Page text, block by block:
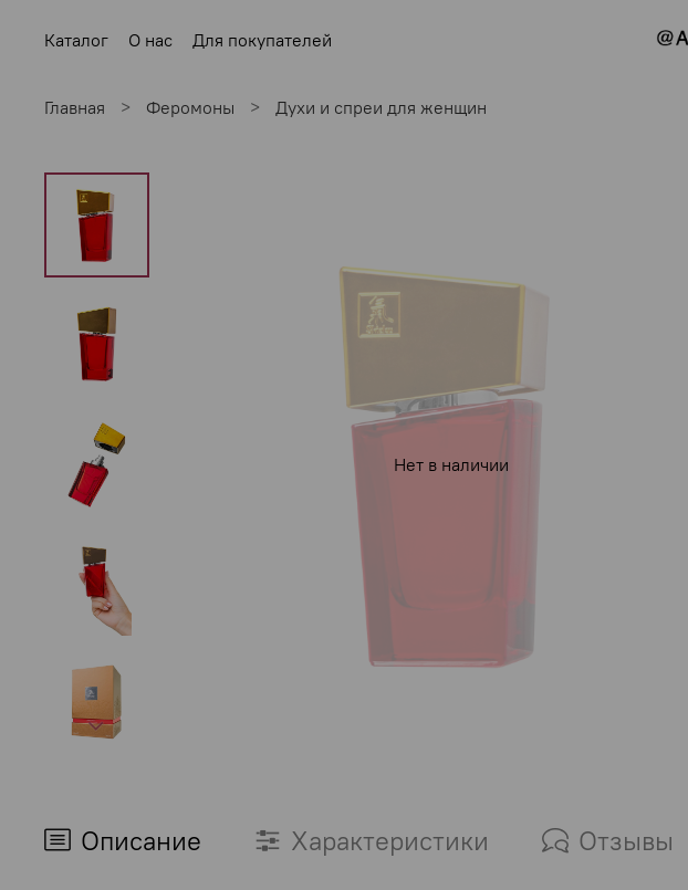
Каталог О нас Для покупателей
Главная Феромоны Духи и спреи для женщин
Нет в наличии
Описание Характеристики Отзывы